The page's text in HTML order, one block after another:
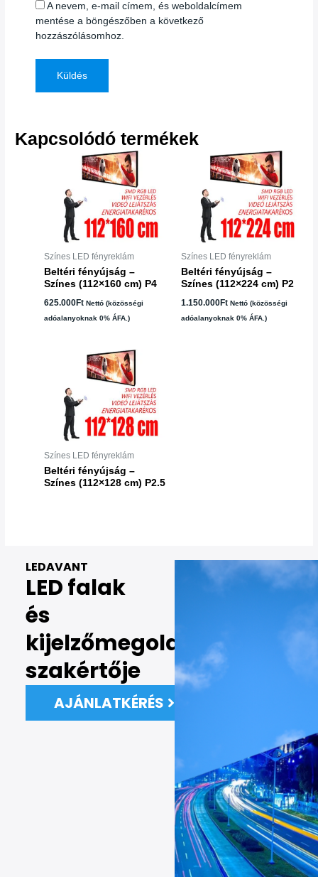
A nevem, e-mail címem, és weboldalcímem
mentése a böngészőben a következő
hozzászólásomhoz.
Kapcsolódó termékek
Színes LED fényreklám
Beltéri fényújság –
Színes (112×160 cm) P4
625.000Ft Nettó (közösségi
adóalanyoknak 0% ÁFA.)
Színes LED fényreklám
Beltéri fényújság –
Színes (112×224 cm) P2
1.150.000Ft Nettó (közösségi
adóalanyoknak 0% ÁFA.)
Színes LED fényreklám
Beltéri fényújság –
Színes (112×128 cm) P2.5
LEDAVANT
LED falak
és
kijelzőmegoldások
szakértője
AJÁNLATKÉRÉS